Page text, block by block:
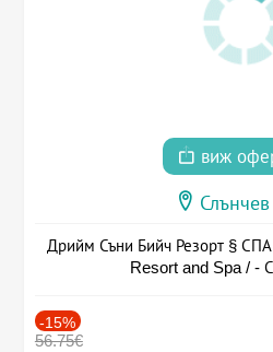
виж
Дрийм Съни Бийч Резорт §
Resort and Spa / -
-15%
56.75€